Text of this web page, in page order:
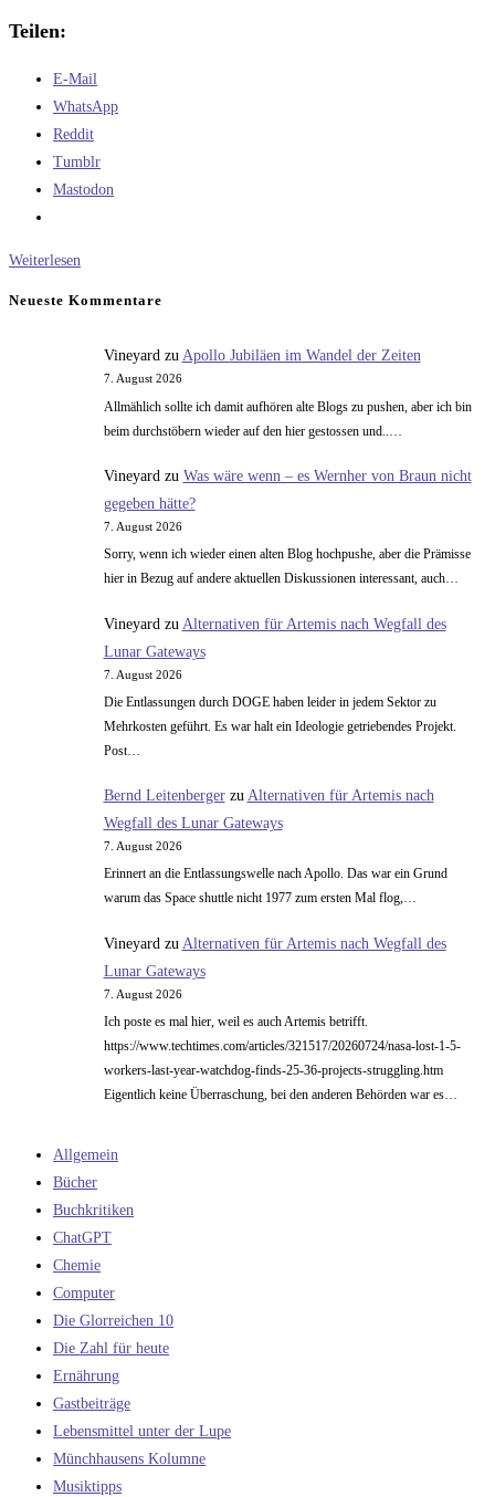
Teilen:
E-Mail
WhatsApp
Reddit
Tumblr
Mastodon
Weiterlesen
Oxygen
Neueste Kommentare
Vineyardzu Apollo Jubiläen im Wandel der Zeiten
7. August 2026
Allmählich sollte ich damit aufhören alte Blogs zu pushen, aber ich bin
beim durchstöbern wieder auf den hier gestossen und..…
Vineyard zu Was wäre wenn – es Wernher von Braun nicht
gegeben hätte?
7. August 2026
Sorry, wenn ich wieder einen alten Blog hochpushe, aber die Prämisse
hier in Bezug auf andere aktuellen Diskussionen interessant, auch…
Vineyard zu Alternativen für Artemis nach Wegfall des
Lunar Gateways
7. August 2026
Die Entlassungen durch DOGE haben leider in jedem Sektor zu
Mehrkosten geführt. Es war halt ein Ideologie getriebendes Projekt.
Post…
Bernd Leitenbergerzu Alternativen für Artemis nach
Wegfall des Lunar Gateways
7. August 2026
Erinnert an die Entlassungswelle nach Apollo. Das war ein Grund
warum das Space shuttle nicht 1977 zum ersten Mal flog,…
Vineyard zu Alternativen für Artemis nach Wegfall des
Lunar Gateways
7. August 2026
Ich poste es mal hier, weil es auch Artemis betrifft.
https://www.techtimes.com/articles/321517/20260724/nasa-lost-1-5-
workers-last-year-watchdog-finds-25-36-projects-struggling.htm
Eigentlich keine Überraschung, bei den anderen Behörden war es…
Allgemein
Bücher
Buchkritiken
ChatGPT
Chemie
Computer
Die Glorreichen 10
Die Zahl für heute
Ernährung
Gastbeiträge
Lebensmittel unter der Lupe
Münchhausens Kolumne
Musiktipps